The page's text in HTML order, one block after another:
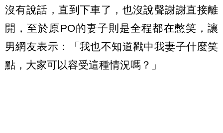
沒有說話，直到下車了，也沒說聲謝謝直接離
開，至於原PO的妻子則是全程都在憋笑，讓
男網友表示：「我也不知道戳中我妻子什麼笑
點，大家可以容受這種情況嗎？」